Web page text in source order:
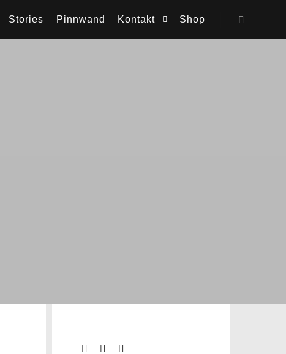
Stories Pinnwand Kontakt Shop